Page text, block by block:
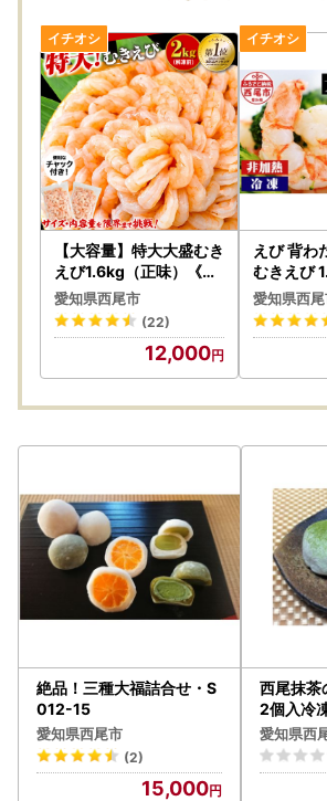
【大容量】特大大盛むき
えび1.6kg（正味）《配
達不可エリア：北海道・
沖縄・離島》・K287
愛知県西尾市
(22)
12,000
えび 背わ
むきえび
～80尾）
愛知県西
絶品！三種大福詰合せ・S
012-15
愛知県西尾市
(2)
15,000
西尾抹茶
2個入冷
愛知県西